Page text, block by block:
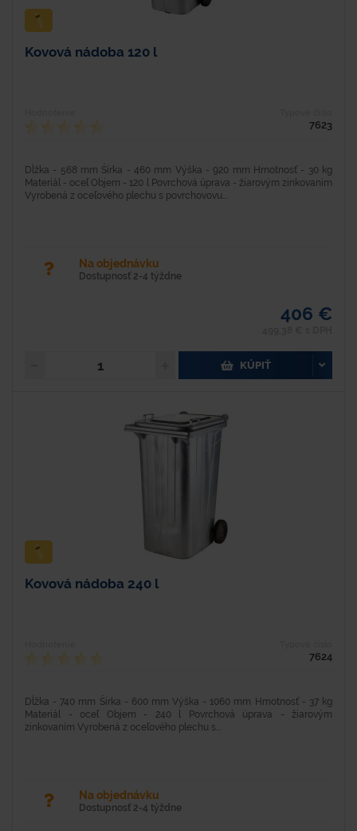
Kovová nádoba 120 l
7623
Dĺžka - 568 mm Šírka - 460 mm Výška - 920 mm Hmotnosť - 30 kg
Materiál - oceľ Objem - 120 l Povrchová úprava - žiarovým zinkovaním
Vyrobená z oceľového plechu s povrchovovu...
Na objednávku
Dostupnosť 2-4 týždne
406 €
KÚPIŤ
Kovová nádoba 240 l
7624
Dĺžka - 740 mm Šírka - 600 mm Výška - 1060 mm Hmotnosť - 37 kg
Materiál - oceľ Objem - 240 l Povrchová úprava - žiarovým
zinkovaním Vyrobená z oceľového plechu s...
Na objednávku
Dostupnosť 2-4 týždne